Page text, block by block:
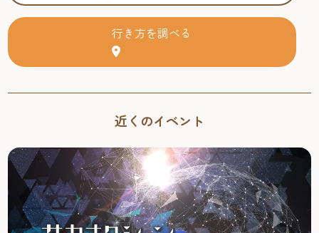
行き方を調べる
近くのイベント